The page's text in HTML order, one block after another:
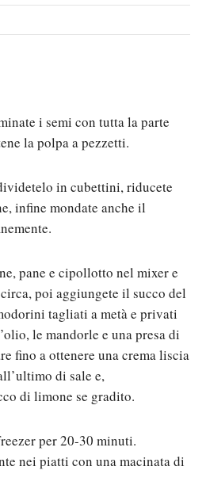
i semi con tutta la parte
la polpa a pezzetti.
in cubettini, riducete
infine mondate anche il
pane e cipollotto nel mixer e
poi aggiungete il succo del
tagliati a metà e privati
le mandorle e una presa di
fino a ottenere una crema liscia
di sale e,
di limone se gradito.
per 20-30 minuti.
nei piatti con una macinata di